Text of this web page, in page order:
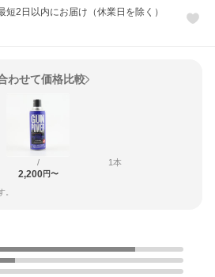
短2日以内にお届け（休業日を除く）
わせて価格比較
/ 1本
2,200円〜
。